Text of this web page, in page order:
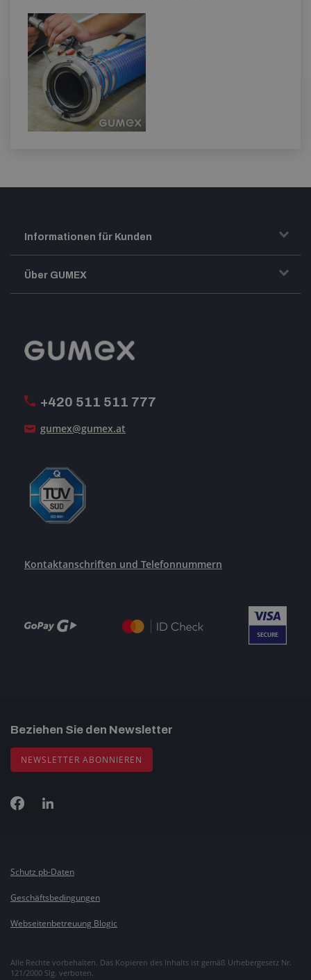
+420 511 511 777
gumex@gumex.at
Kontaktanschriften und Telefonnummern
Informationen für Kunden
Transport und Warenversand
Reklamation
Über GUMEX
GUMEX stellt sich vor
Beziehen Sie den Newsletter
NEWSLETTER ABONNIEREN
Alle Rechte vorbehalten. Das Kopieren des Inhalts ist gemäß Urhebergesetz Nr.
121/2000 Slg. verboten.
Schutz pb-Daten
Geschäftsbedingungen
Webseitenbetreuung Blogic